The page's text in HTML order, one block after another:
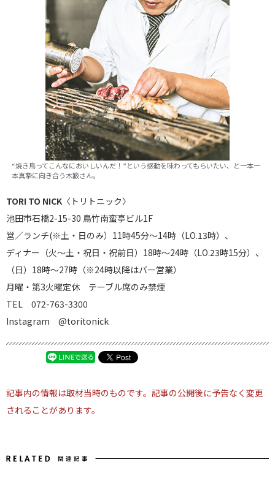
“焼き鳥ってこんなにおいしいんだ！”という感動を味わってもらいたい、と一本一
本真摯に向き合う木籔さん。
TORI TO NICK〈トリトニック〉
池田市石橋2-15-30 鳥竹南蛮亭ビル1F
営／ランチ(※土・日のみ）11時45分～14時（LO.13時）、
ディナー（火～土・祝日・祝前日）18時～24時（LO.23時15分）、
（日）18時～27時（※24時以降はバー営業）
月曜・第3火曜定休 テーブル席のみ禁煙
TEL 072-763-3300
Instagram @toritonick
記事内の情報は取材当時のものです。記事の公開後に予告なく変更
されることがあります。